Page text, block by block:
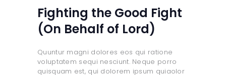
Fighting the Good Fight
(On Behalf of Lord)
Quuntur magni dolores eos qui ratione
voluptatem sequi nesciunt. Neque porro
quisquam est, qui dolorem ipsum quiaolor